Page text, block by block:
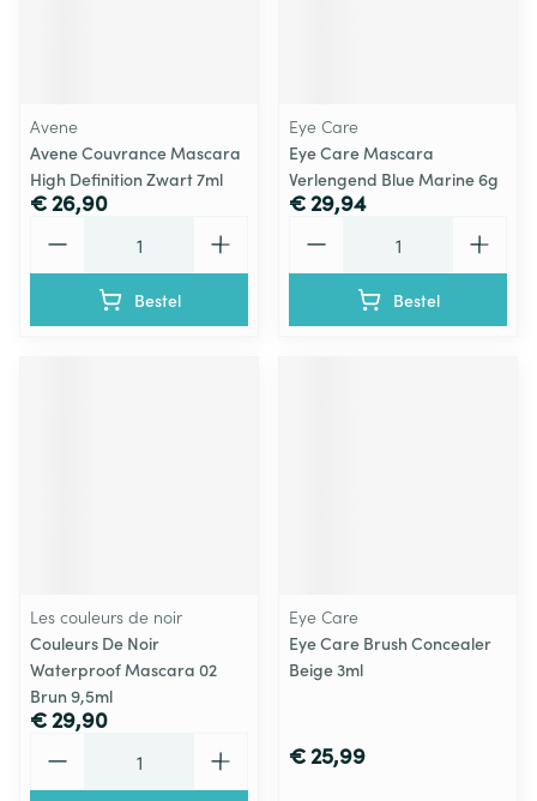
Avene
Avene Couvrance Mascara
High Definition Zwart 7ml
€ 26,90
Bestel
Eye Care
Eye Care Mascara
Verlengend Blue Marine 6g
€ 29,94
Bestel
Les couleurs de noir
Couleurs De Noir
Waterproof Mascara 02
Brun 9,5ml
€ 29,90
Eye Care
Eye Care Brush Concealer
Beige 3ml
€ 25,99